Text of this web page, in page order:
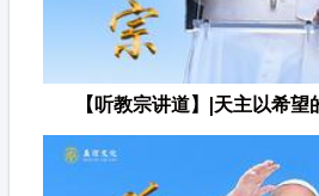
【听教宗讲道】|天主以希